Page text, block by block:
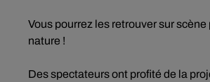
Vous pourrez les retrouver sur
nature !
Des spectateurs ont profité de la